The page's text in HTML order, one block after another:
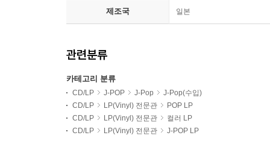
제조국 일본
관련분류
카테고리 분류
CD/LP J-POP J-Pop
J-Pop(수입)
CD/LP
LP(Vinyl) 전문관
POP LP
CD/LP
LP(Vinyl) 전문관
컬러 LP
CD/LP
LP(Vinyl) 전문관 J-POP LP